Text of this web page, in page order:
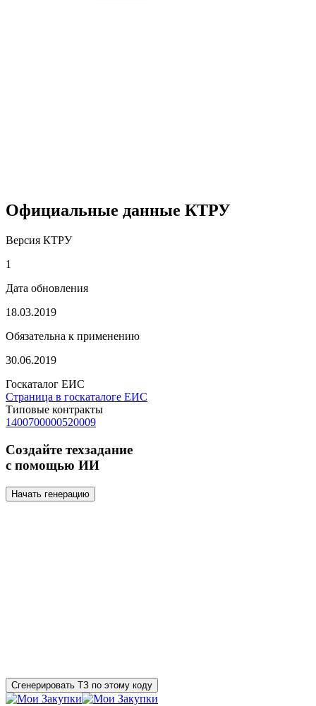
Официальные данные КТРУ
Версия КТРУ
1
Дата обновления
18.03.2019
Обязательна к применению
30.06.2019
Госкаталог ЕИС
Страница в госкаталоге ЕИС
Типовые контракты
1400700000520009
Создайте техзадание
с помощью ИИ
Начать генерацию
Сгенерировать ТЗ по этому коду